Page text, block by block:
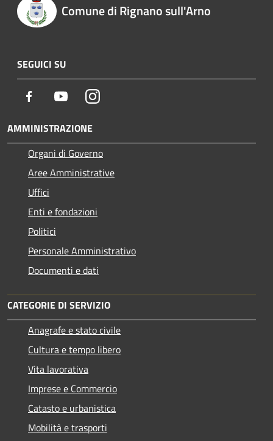
Comune di Rignano sull'Arno
SEGUICI SU
Facebook YoutubeInstagram
AMMINISTRAZIONE
Organi di Governo
Aree Amministrative
Uffici
Enti e fondazioni
Politici
Personale Amministrativo
Documenti e dati
CATEGORIE DI SERVIZIO
Anagrafe e stato civile
Cultura e tempo libero
Vita lavorativa
Imprese e Commercio
Catasto e urbanistica
Mobilità e trasporti